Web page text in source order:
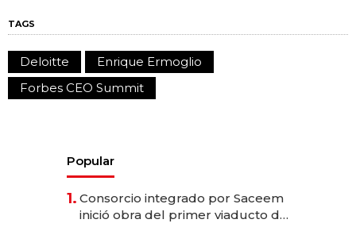
TAGS
Deloitte
Enrique Ermoglio
Forbes CEO Summit
Popular
1. Consorcio integrado por Saceem
inició obra del primer viaducto de